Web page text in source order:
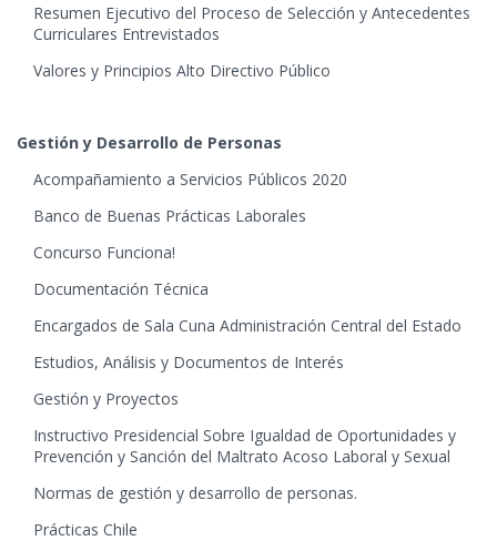
Resumen Ejecutivo del Proceso de Selección y Antecedentes
Curriculares Entrevistados
Valores y Principios Alto Directivo Público
Gestión y Desarrollo de Personas
Acompañamiento a Servicios Públicos 2020
Banco de Buenas Prácticas Laborales
Concurso Funciona!
Documentación Técnica
Encargados de Sala Cuna Administración Central del Estado
Estudios, Análisis y Documentos de Interés
Gestión y Proyectos
Instructivo Presidencial Sobre Igualdad de Oportunidades y
Prevención y Sanción del Maltrato Acoso Laboral y Sexual
Normas de gestión y desarrollo de personas.
Prácticas Chile